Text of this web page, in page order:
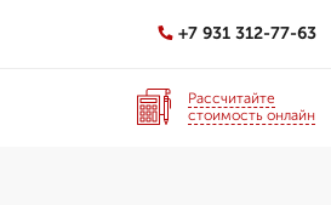
+7 931 312-77-63
Рассчитайте
стоимость онлайн